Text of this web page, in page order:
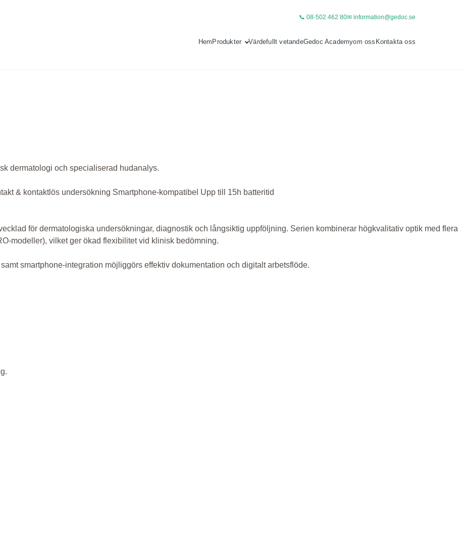
📞 08-502 462 80✉ information@gedoc.se
Hem Produkter Värdefullt vetandeGedoc Academyom oss Kontakta oss
dermatologi och specialiserad hudanalys.
& kontaktlös undersökning Smartphone-kompatibel Upp till 15h batteritid
för dermatologiska undersökningar, diagnostik och långsiktig uppföljning. Serien kombinerar högkvalitativ optik med flera
modeller), vilket ger ökad flexibilitet vid klinisk bedömning.
smartphone-integration möjliggörs effektiv dokumentation och digitalt arbetsflöde.